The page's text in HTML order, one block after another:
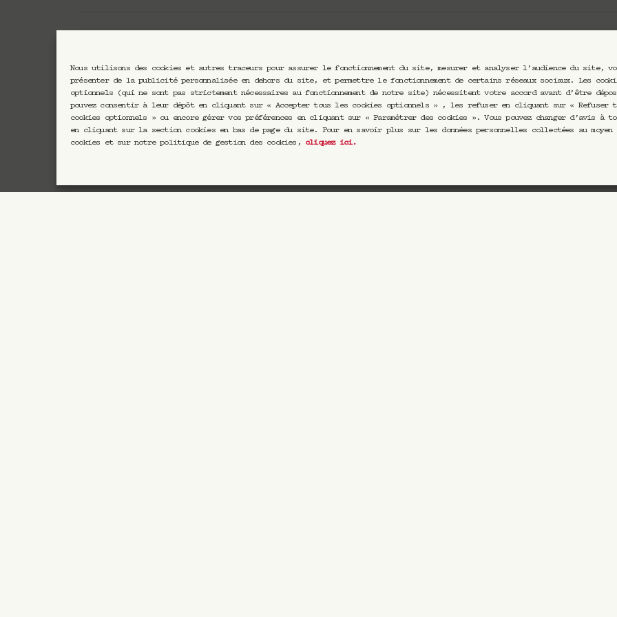
Nous utilisons des cookies et autres traceurs pour assurer le fonctionnement du site, mesurer et analyser l’audience du site,
présenter de la publicité personnalisée en dehors du site, et permettre le fonctionnement de certains réseaux sociaux. Les
optionnels (qui ne sont pas strictement nécessaires au fonctionnement de notre site) nécessitent votre accord avant d’être
pouvez consentir à leur dépôt en cliquant sur « Accepter tous les cookies optionnels » , les refuser en cliquant sur « Refuser
cookies optionnels » ou encore gérer vos préférences en cliquant sur « Paramétrer des cookies ». Vous pouvez changer d’avis à
en cliquant sur la section cookies en bas de page du site. Pour en savoir plus sur les données personnelles collectées au moyen
cookies et sur notre politique de gestion des cookies, cliquez ici.
Newsletter CRAVAN
Votre email
En vous inscrivant vous acceptez de recevoir nos communications par email. Vous pourrez